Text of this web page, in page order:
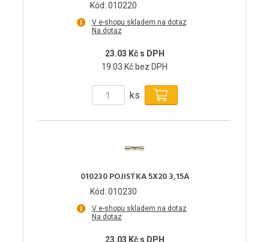
Kód: 010220
V e-shopu skladem na dotaz
Na dotaz
23.03 Kč s DPH
19.03 Kč bez DPH
ks
010230 POJISTKA 5X20 3,15A
Kód: 010230
V e-shopu skladem na dotaz
Na dotaz
23.03 Kč s DPH